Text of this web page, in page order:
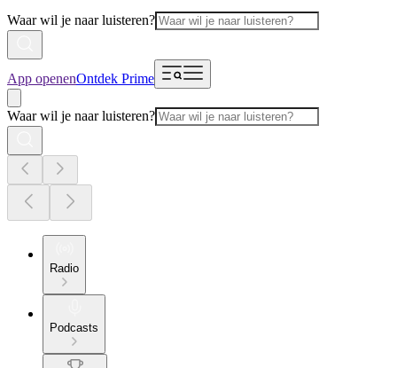
Waar wil je naar luisteren?
App openenOntdek Prime
Waar wil je naar luisteren?
Radio
Podcasts